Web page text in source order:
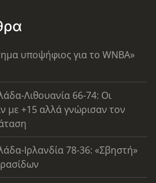
υποψήφιος για το WNBA»
Λιθουανία 66-74: Οι
με +15 αλλά γνώρισαν τον
Ιρλανδία 78-36: «Σβηστή»